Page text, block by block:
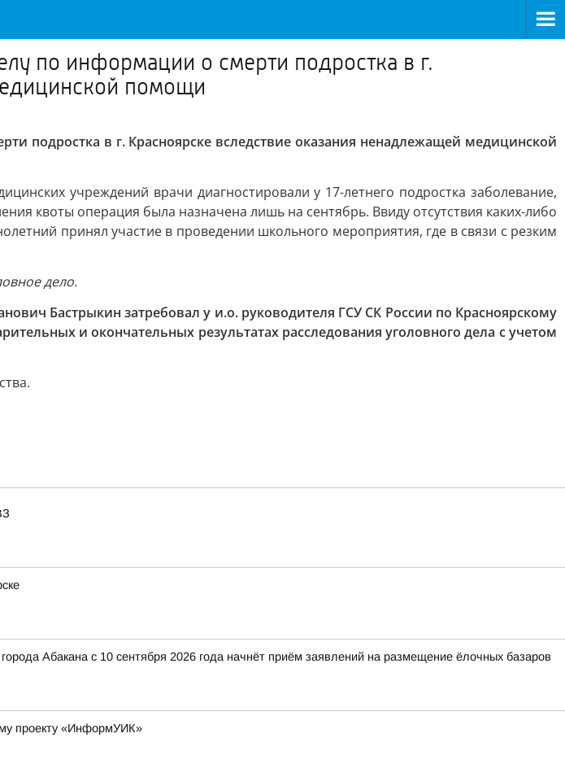
по информации о смерти подростка в г.
помощи
подростка в г. Красноярске вследствие оказания ненадлежащей медицинской
учреждений врачи диагностировали у 17-летнего подростка заболевание,
квоты операция была назначена лишь на сентябрь. Ввиду отсутствия каких-либо
принял участие в проведении школьного мероприятия, где в связи с резким
дело.
Бастрыкин затребовал у и.о. руководителя ГСУ СК России по Красноярскому
и окончательных результатах расследования уголовного дела с учетом
Абакана с 10 сентября 2026 года начнёт приём заявлений на размещение ёлочных базаров
проекту «ИнформУИК»